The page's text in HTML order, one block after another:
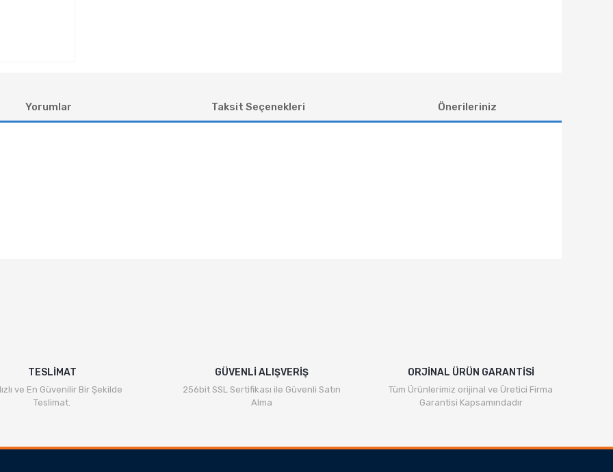
Yorumlar Taksit Seçenekleri Önerileriniz
TESLİMAT
ve En Güvenilir Bir Şekilde
Teslimat.
GÜVENLİ ALIŞVERİŞ
256bit SSL Sertifikası ile Güvenli Satın
Alma
ORJİNAL ÜRÜN GARANTİSİ
Tüm Ürünlerimiz orijinal ve Üretici Firma
Garantisi Kapsamındadır